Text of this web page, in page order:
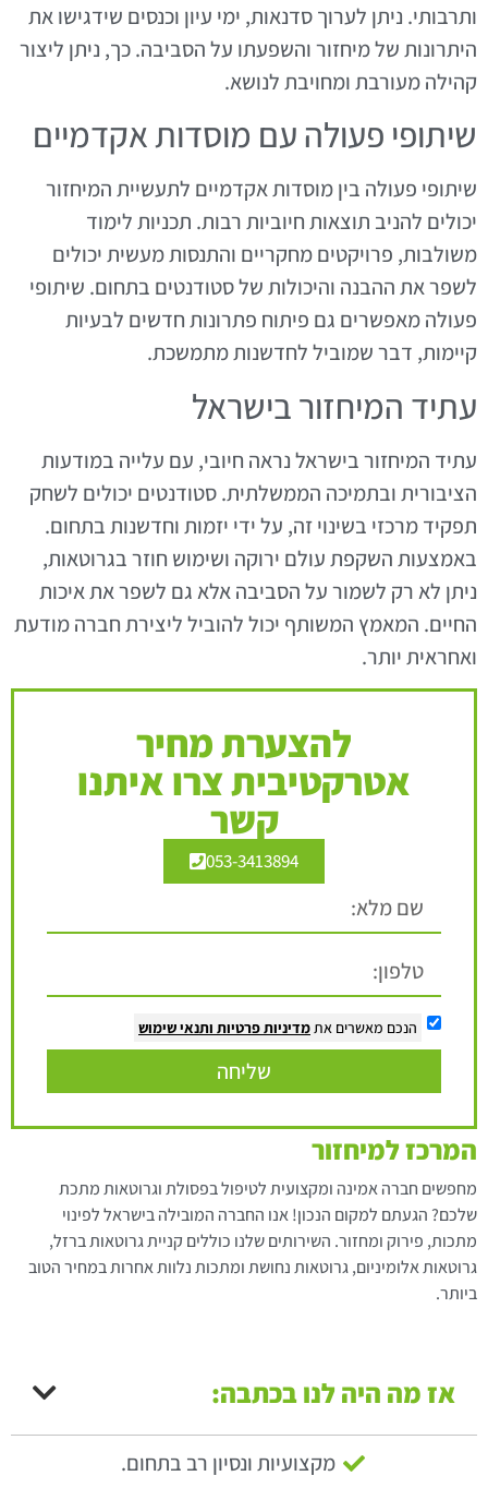
ותרבותי. ניתן לערוך סדנאות, ימי עיון וכנסים שידגישו את
היתרונות של מיחזור והשפעתו על הסביבה. כך, ניתן ליצור
קהילה מעורבת ומחויבת לנושא.
שיתופי פעולה עם מוסדות אקדמיים
שיתופי פעולה בין מוסדות אקדמיים לתעשיית המיחזור
יכולים להניב תוצאות חיוביות רבות. תכניות לימוד
משולבות, פרויקטים מחקריים והתנסות מעשית יכולים
לשפר את ההבנה והיכולות של סטודנטים בתחום. שיתופי
פעולה מאפשרים גם פיתוח פתרונות חדשים לבעיות
קיימות, דבר שמוביל לחדשנות מתמשכת.
עתיד המיחזור בישראל
עתיד המיחזור בישראל נראה חיובי, עם עלייה במודעות
הציבורית ובתמיכה הממשלתית. סטודנטים יכולים לשחק
תפקיד מרכזי בשינוי זה, על ידי יזמות וחדשנות בתחום.
באמצעות השקפת עולם ירוקה ושימוש חוזר בגרוטאות,
ניתן לא רק לשמור על הסביבה אלא גם לשפר את איכות
החיים. המאמץ המשותף יכול להוביל ליצירת חברה מודעת
ואחראית יותר.
להצערת מחיר
אטרקטיבית צרו איתנו
קשר
053-3413894
הנכם מאשרים אתמדיניות פרטיות ותנאי שימוש
שליחה
המרכז למיחזור
מחפשים חברה אמינה ומקצועית לטיפול בפסולת וגרוטאות מתכת
שלכם? הגעתם למקום הנכון! אנו החברה המובילה בישראל לפינוי
מתכות, פירוק ומחזור. השירותים שלנו כוללים קניית גרוטאות ברזל,
גרוטאות אלומיניום, גרוטאות נחושת ומתכות נלוות אחרות במחיר הטוב
ביותר.
אז מה היה לנו בכתבה:
מקצועיות ונסיון רב בתחום.